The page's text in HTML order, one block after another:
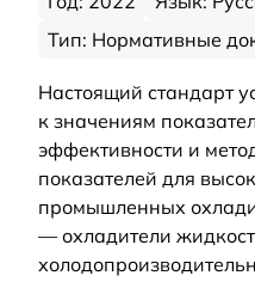
Тип: Нормативные
Настоящий стандарт
к значениям
эффективности и
показателей для
промышленных
— охладители